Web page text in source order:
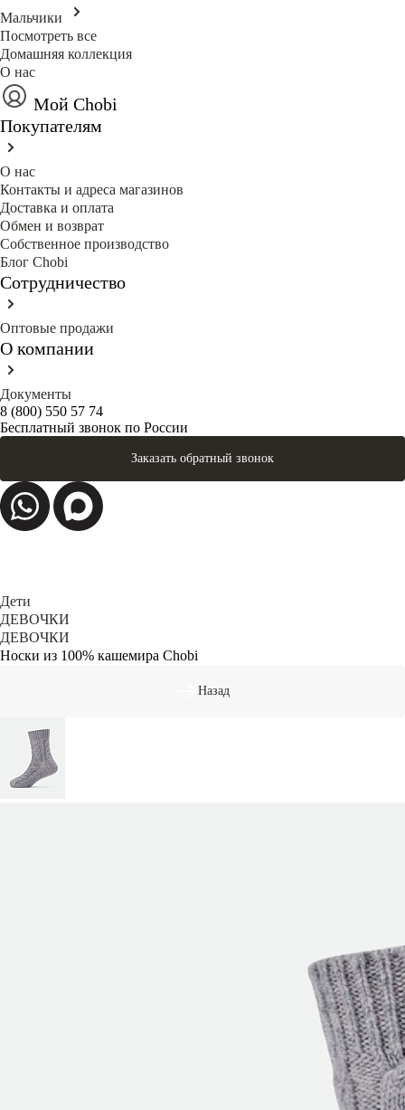
Мальчики
Посмотреть все
Домашняя коллекция
О нас
Мой Chobi
Покупателям
О нас
Контакты и адреса магазинов
Доставка и оплата
Обмен и возврат
Собственное производство
Блог Сhobi
Сотрудничество
Оптовые продажи
О компании
Документы
8 (800) 550 57 74
Бесплатный звонок по России
Заказать обратный звонок
Дети
ДЕВОЧКИ
ДЕВОЧКИ
Носки из 100% кашемира Chobi
Назад